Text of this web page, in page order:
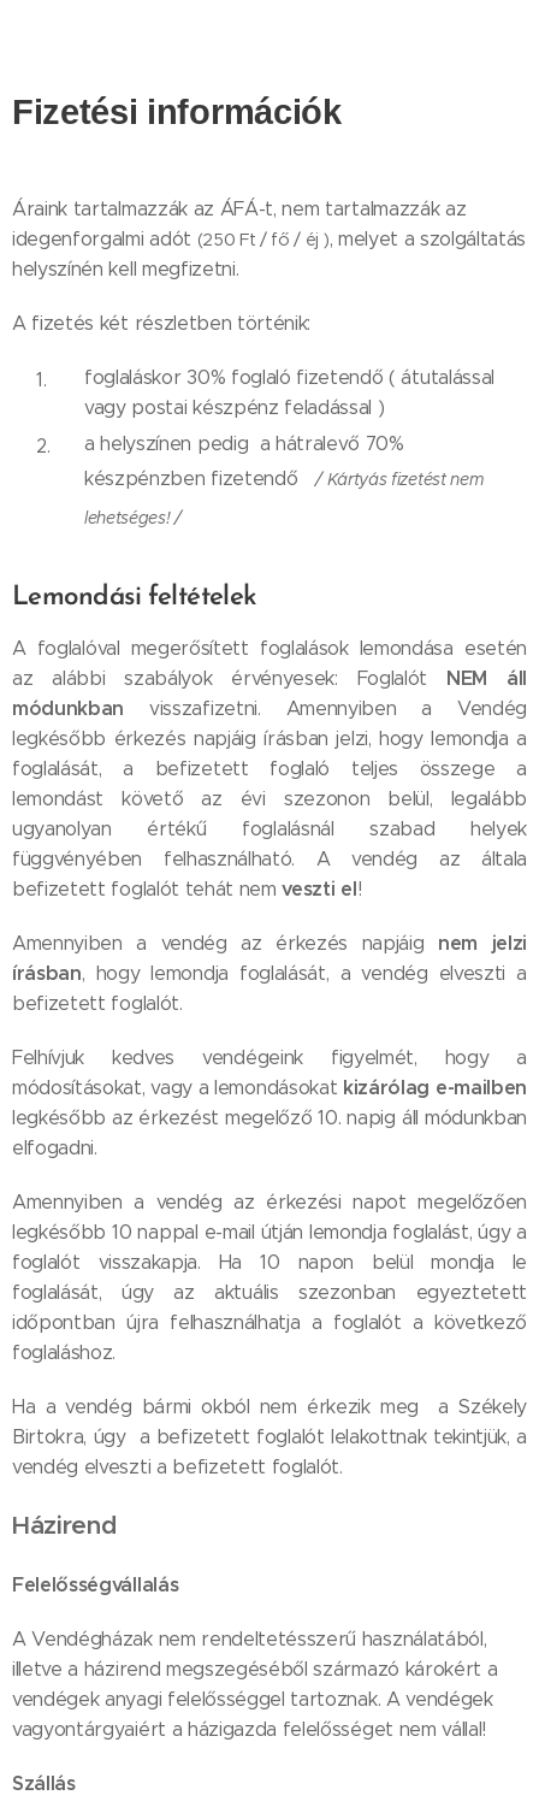
Fizetési információk
Áraink tartalmazzák az ÁFÁ-t, nem tartalmazzák az
idegenforgalmi adót (250 Ft / fő / éj ), melyet a szolgáltatás
helyszínén kell megfizetni.
A fizetés két részletben történik:
foglaláskor 30% foglaló fizetendő ( átutalással
vagy postai készpénz feladással )
a helyszínen pedig a hátralevő 70%
készpénzben fizetendő
/ Kártyás fizetést nem
lehetséges! /
Lemondási feltételek
A foglalóval megerősített foglalások lemondása esetén
az alábbi szabályok érvényesek: Foglalót NEM áll
módunkban visszafizetni. Amennyiben a Vendég
legkésőbb érkezés napjáig írásban jelzi, hogy lemondja a
foglalását, a befizetett foglaló teljes összege a
lemondást követő az évi szezonon belül, legalább
ugyanolyan értékű foglalásnál szabad helyek
függvényében felhasználható. A vendég az általa
befizetett foglalót tehát nemveszti el!
Amennyiben a vendég az érkezés napjáig nem jelzi
írásban, hogy lemondja foglalását, a vendég elveszti a
befizetett foglalót.
Felhívjuk kedves vendégeink figyelmét, hogy a
módosításokat, vagy a lemondásokat kizárólag e-mailben
legkésőbb az érkezést megelőző 10. napig áll módunkban
elfogadni.
Amennyiben a vendég az érkezési napot megelőzően
legkésőbb 10 nappal e-mail útján lemondja foglalást, úgy a
foglalót visszakapja. Ha 10 napon belül mondja le
foglalását, úgy az aktuális szezonban egyeztetett
időpontban újra felhasználhatja a foglalót a következő
foglaláshoz.
Ha a vendég bármi okból nem érkezik meg a Székely
Birtokra, úgy a befizetett foglalót lelakottnak tekintjük, a
vendég elveszti a befizetett foglalót.
Házirend
Felelősségvállalás
A Vendégházak nem rendeltetésszerű használatából,
illetve a házirend megszegéséből származó károkért a
vendégek anyagi felelősséggel tartoznak. A vendégek
vagyontárgyaiért a házigazda felelősséget nem vállal!
Szállás